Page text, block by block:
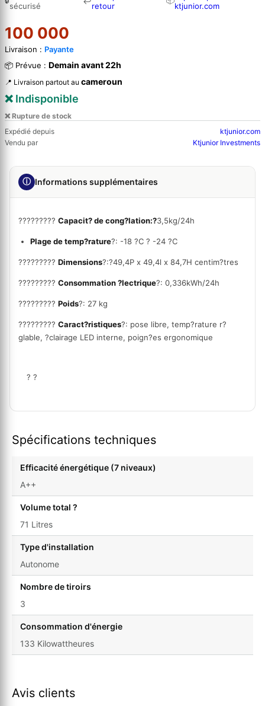
sécurisé
retour
ktjunior.com
100 000
Livraison : Payante
📦 Prévue : Demain avant 22h
📍 Livraison partout au cameroun
❌ Indisponible
❌ Rupture de stock
Expédié depuis
ktjunior.com
Vendu par
Ktjunior Investments
ⓘ Informations supplémentaires
????????? Capacit? de cong?lation:?3,5kg/24h
Plage de temp?rature?: -18 ?C ? -24 ?C
????????? Dimensions?:?49,4P x 49,4l x 84,7H centim?tres
????????? Consommation ?lectrique?: 0,336kWh/24h
????????? Poids?: 27 kg
????????? Caract?ristiques?: pose libre, temp?rature r?
glable, ?clairage LED interne, poign?es ergonomique
? ?
Spécifications techniques
Efficacité énergétique (7 niveaux)
A++
Volume total ?
71 Litres
Type d'installation
Autonome
Nombre de tiroirs
3
Consommation d'énergie
133 Kilowattheures
Avis clients